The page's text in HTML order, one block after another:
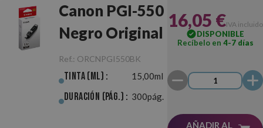
Canon PGI-550
Negro Original
Ref.: ORCNPGI550BK
Tinta (ml) : 15,00ml
Duración (pág.) : 300pág.
16,05 €IVA incluido
DISPONIBLE
Recíbelo en 4-7 días
AÑADIR AL